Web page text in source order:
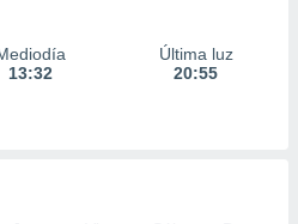
13:32
Última luz
20:55